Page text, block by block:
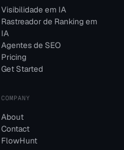
Visibilidade em IA
Rastreador de Ranking em
IA
Agentes de SEO
Pricing
Get Started
COMPANY
About
Contact
FlowHunt